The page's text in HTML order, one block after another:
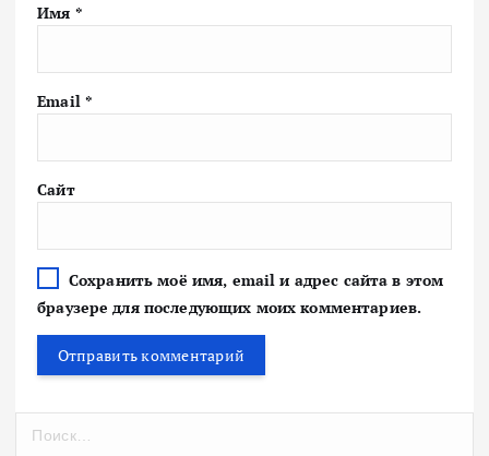
Имя *
Email *
Сайт
Сохранить моё имя, email и адрес сайта в этом
браузере для последующих моих комментариев.